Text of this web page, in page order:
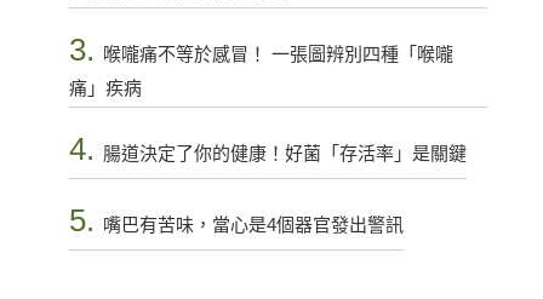
3.
喉嚨痛不等於感冒！ 一張圖辨別四種「喉嚨
痛」疾病
4. 腸道決定了你的健康！好菌「存活率」是關鍵
5. 嘴巴有苦味，當心是4個器官發出警訊